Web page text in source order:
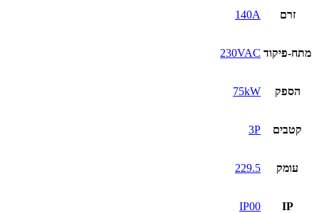
75kW
זרם 140A
מתח-פיקוד 230VAC
הספק 75kW
קטבים 3P
עומק 229.5
IP
IP00